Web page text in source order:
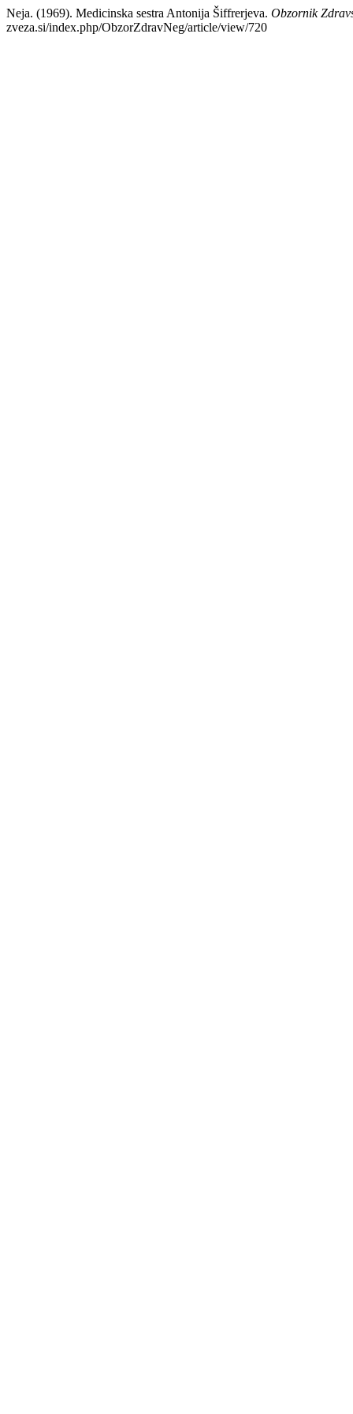
Neja. (1969). Medicinska sestra Antonija Šiffrerjeva. Obzornik
zveza.si/index.php/ObzorZdravNeg/article/view/720